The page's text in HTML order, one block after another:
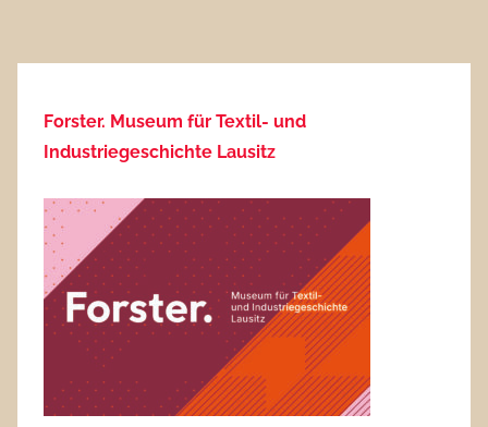
Forster. Museum für Textil- und
Industriegeschichte Lausitz